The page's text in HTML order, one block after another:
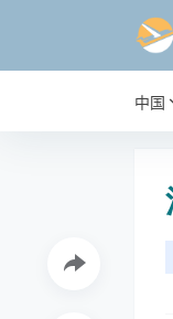
中国